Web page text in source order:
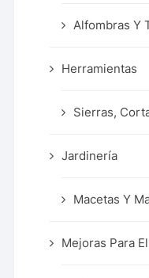
Alfombras Y
Herramientas
Sierras,
Jardinería
Macetas Y
Mejoras Para